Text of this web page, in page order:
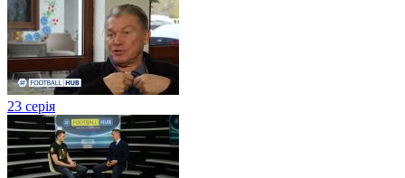
23 серія